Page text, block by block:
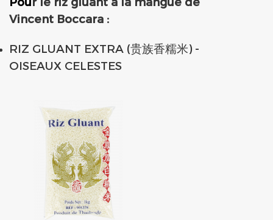
Vincent Boccara :
RIZ GLUANT EXTRA (贵族香糯米) -
OISEAUX CELESTES